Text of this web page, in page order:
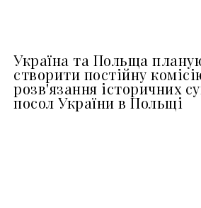
Україна та Польща
створити постійну
розв'язання історичних
посол України в Польщі